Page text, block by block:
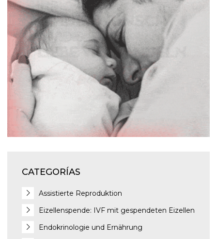
J
J
J
J
CATEGORÍAS
Assistierte Reproduktion
Eizellenspende: IVF mit gespendeten Eizellen
Endokrinologie und Ernährung